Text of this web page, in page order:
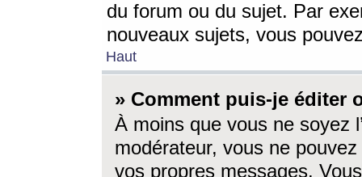
du forum ou du sujet. Par
nouveaux sujets, vous
Haut
» Comment puis-je éditer
À moins que vous ne soyez
modérateur, vous ne
vos propres messages.